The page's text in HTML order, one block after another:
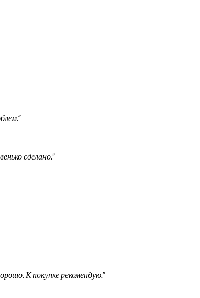
сделано.”
К покупке рекомендую.”